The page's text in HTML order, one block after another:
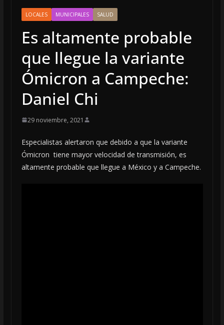
LOCALES MUNICIPALES SALUD
Es altamente probable
que llegue la variante
Ómicron a Campeche:
Daniel Chi
29 noviembre, 2021
Especialistas alertaron que debido a que la variante
Ómicron tiene mayor velocidad de transmisión, es
altamente probable que llegue a México y a Campeche.